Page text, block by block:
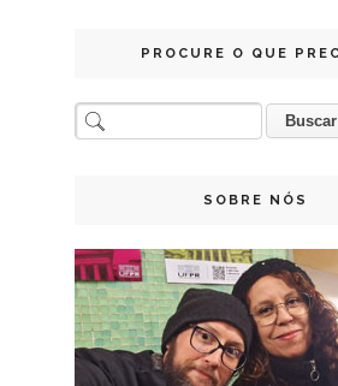
PROCURE O QUE
SOBRE NÓS